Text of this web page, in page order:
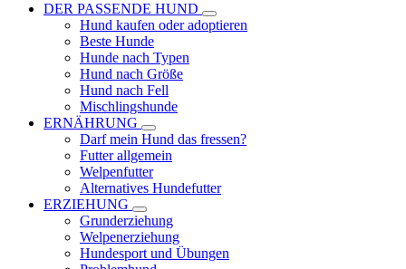
DER PASSENDE HUND
Hund kaufen oder adoptieren
Beste Hunde
Hunde nach Typen
Hund nach Größe
Hund nach Fell
Mischlingshunde
ERNÄHRUNG
Darf mein Hund das fressen?
Futter allgemein
Welpenfutter
Alternatives Hundefutter
ERZIEHUNG
Grunderziehung
Welpenerziehung
Hundesport und Übungen